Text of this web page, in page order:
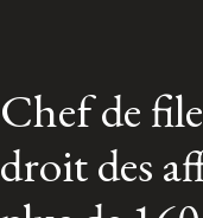
Chef de
droit des